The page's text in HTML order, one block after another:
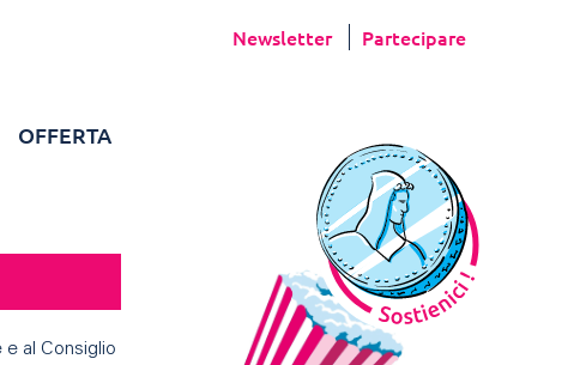
Newsletter Partecipare
OFFERTA
e al Consiglio